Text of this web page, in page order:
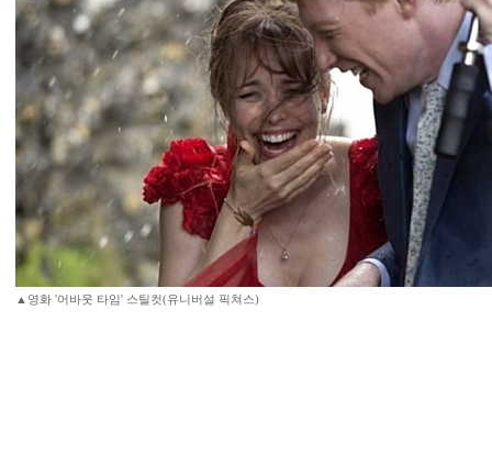
▲영화 '어바웃 타임' 스틸컷(유니버설 픽쳐스)